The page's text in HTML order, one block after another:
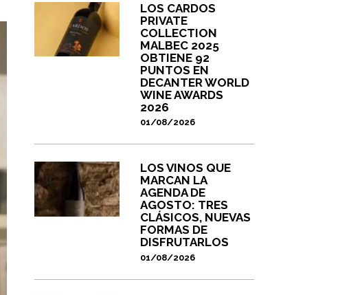
LOS CARDOS
PRIVATE
COLLECTION
MALBEC 2025
OBTIENE 92
PUNTOS EN
DECANTER WORLD
WINE AWARDS
2026
01/08/2026
LOS VINOS QUE
MARCAN LA
AGENDA DE
AGOSTO: TRES
CLÁSICOS, NUEVAS
FORMAS DE
DISFRUTARLOS
01/08/2026